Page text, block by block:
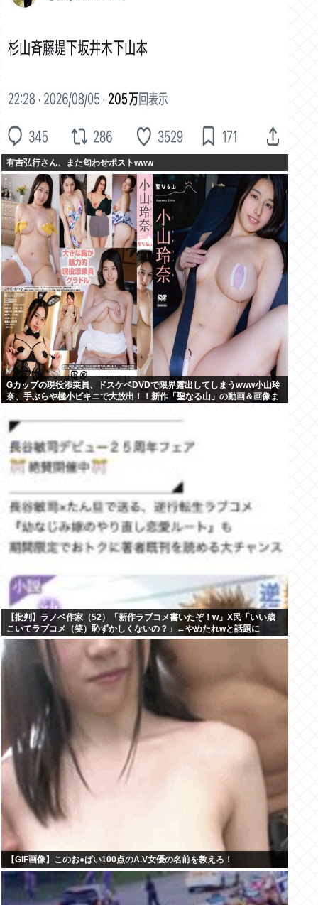
有吉弘行さん、また匂わせポストwww
Gカップの現役添乗員、ドスケベDVDで限界露出してしまうwww小山玲
奈、手ぶらや極小ビキニで大放出！！新作「聖なる山」の動画＆画像ま
【批判】ラノベ作家（52）「新作ラブコメ書いたぞ！w」X民「いい歳
こいてラブコメ（笑）恥ずかしくないの？」←やめたれwと話題に
【GIF画像】このお●ぱい100点のA.V女優の名前を教えろ！